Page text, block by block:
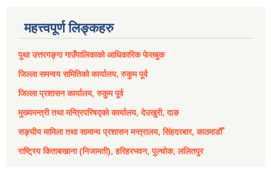
महत्त्वपूर्ण लिङ्कहरु
पुथा उत्तरगङ्गा गाउँपालिकाको आधिकारिक फेसबुक
जिल्ला समन्वय समितिको कार्यालय, रुकुम पूर्व
जिल्ला प्रशासन कार्यालय, रुकुम पूर्व
मुख्यमन्त्री तथा मन्त्रिपरिषद्को कार्यालय, देउखुरी, दाङ
सङ्घीय मामिला तथा सामान्य प्रशासन मन्त्रालय, सिंहदरबार, काठमाडौँ
राष्ट्रिय किताबखाना (निजामती), हरिहरभवन, पुल्चोक, ललितपुर